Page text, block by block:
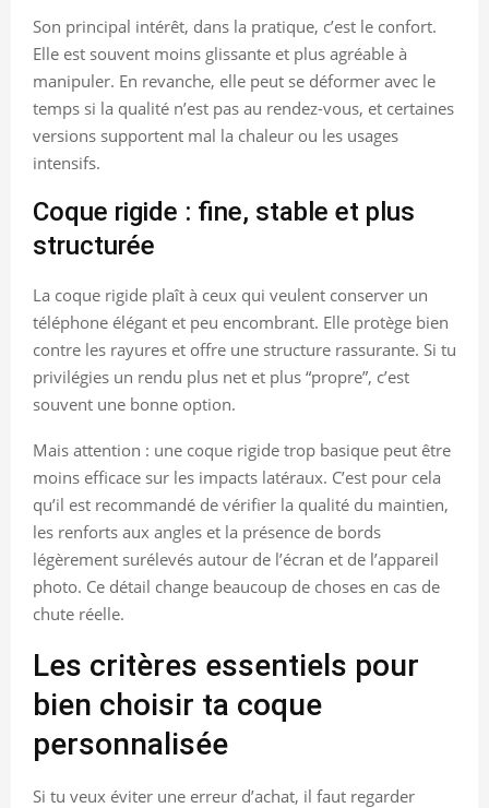
Son principal intérêt, dans la pratique, c’est le confort.
Elle est souvent moins glissante et plus agréable à
manipuler. En revanche, elle peut se déformer avec le
temps si la qualité n’est pas au rendez-vous, et certaines
versions supportent mal la chaleur ou les usages
intensifs.
Coque rigide : fine, stable et plus
structurée
La coque rigide plaît à ceux qui veulent conserver un
téléphone élégant et peu encombrant. Elle protège bien
contre les rayures et offre une structure rassurante. Si tu
privilégies un rendu plus net et plus “propre”, c’est
souvent une bonne option.
Mais attention : une coque rigide trop basique peut être
moins efficace sur les impacts latéraux. C’est pour cela
qu’il est recommandé de vérifier la qualité du maintien,
les renforts aux angles et la présence de bords
légèrement surélevés autour de l’écran et de l’appareil
photo. Ce détail change beaucoup de choses en cas de
chute réelle.
Les critères essentiels pour
bien choisir ta coque
personnalisée
Si tu veux éviter une erreur d’achat, il faut regarder